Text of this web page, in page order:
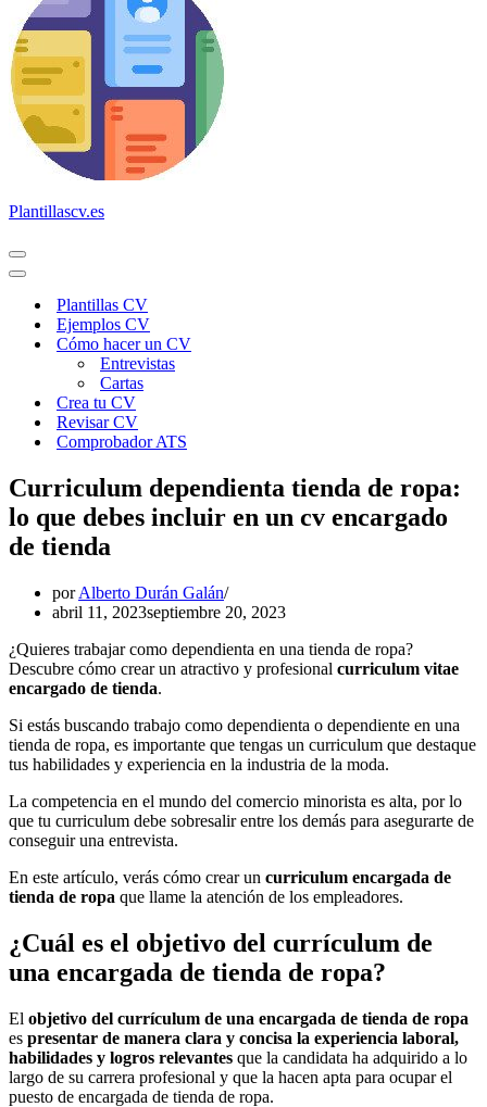
Plantillascv.es
Menú
de
Menú
navegaciónPlantillas CV
Ejemplos CV
Cómo hacer un CV
Entrevistas
Cartas
Crea tu CV
Revisar CV
Comprobador ATS
Curriculum dependienta tienda de ropa:
lo que debes incluir en un cv encargado
de tienda
porAlberto Durán Galán
abril 11, 2023septiembre 20, 2023
¿Quieres trabajar como dependienta en una tienda de ropa?
Descubre cómo crear un atractivo y profesional curriculum vitae
encargado de tienda.
Si estás buscando trabajo como dependienta o dependiente en una
tienda de ropa, es importante que tengas un curriculum que destaque
tus habilidades y experiencia en la industria de la moda.
La competencia en el mundo del comercio minorista es alta, por lo
que tu curriculum debe sobresalir entre los demás para asegurarte de
conseguir una entrevista.
En este artículo, verás cómo crear un curriculum encargada de
tienda de ropa que llame la atención de los empleadores.
¿Cuál es el objetivo del currículum de
una encargada de tienda de ropa?
El objetivo del currículum de una encargada de tienda de ropa
es presentar de manera clara y concisa la experiencia laboral,
habilidades y logros relevantes que la candidata ha adquirido a lo
largo de su carrera profesional y que la hacen apta para ocupar el
puesto de encargada de tienda de ropa.